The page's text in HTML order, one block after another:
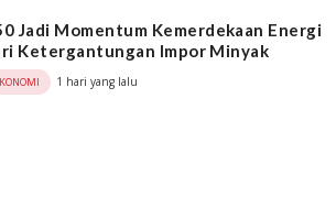
Jadi Momentum Kemerdekaan Energi
Ketergantungan Impor Minyak
1 hari yang lalu